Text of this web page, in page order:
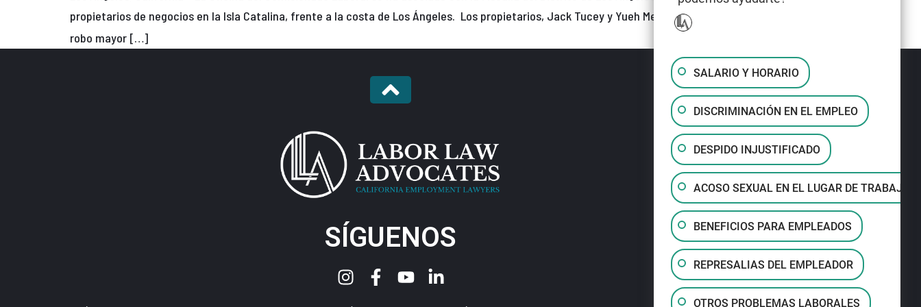
propietarios de negocios en la Isla Catalina, frente a la costa de Los Ángeles. Los propietarios, Jack Tucey y Yueh Mei “Nora” Tucey, enfrentan cargos por
robo mayor […]
SÍGUENOS
SALARIO Y HORARIO
DISCRIMINACIÓN EN EL EMPLEO
DESPIDO INJUSTIFICADO
ACOSO SEXUAL EN EL LUGAR DE TRABAJO
BENEFICIOS PARA EMPLEADOS
REPRESALIAS DEL EMPLEADOR
OTROS PROBLEMAS LABORALES